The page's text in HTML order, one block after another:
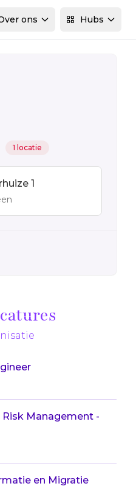
ons Hubs
1 locatie
1
Risk Management -
en Migratie